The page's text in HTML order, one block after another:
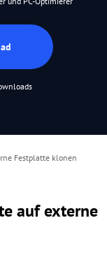
Festplatte klonen
auf externe